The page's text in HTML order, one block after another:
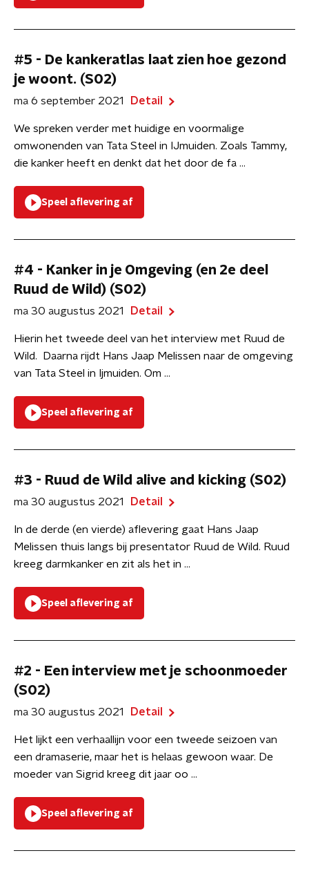
#5 - De kankeratlas laat zien hoe gezond
je woont. (S02)
ma 6 september 2021 Detail
We spreken verder met huidige en voormalige
omwonenden van Tata Steel in IJmuiden. Zoals Tammy,
die kanker heeft en denkt dat het door de fa ...
Speel aflevering af
#4 - Kanker in je Omgeving (en 2e deel
Ruud de Wild) (S02)
ma 30 augustus 2021 Detail
Hierin het tweede deel van het interview met Ruud de
Wild. Daarna rijdt Hans Jaap Melissen naar de omgeving
van Tata Steel in Ijmuiden. Om ...
Speel aflevering af
#3 - Ruud de Wild alive and kicking (S02)
ma 30 augustus 2021 Detail
In de derde (en vierde) aflevering gaat Hans Jaap
Melissen thuis langs bij presentator Ruud de Wild. Ruud
kreeg darmkanker en zit als het in ...
Speel aflevering af
#2 - Een interview met je schoonmoeder
(S02)
ma 30 augustus 2021 Detail
Het lijkt een verhaallijn voor een tweede seizoen van
een dramaserie, maar het is helaas gewoon waar. De
moeder van Sigrid kreeg dit jaar oo ...
Speel aflevering af